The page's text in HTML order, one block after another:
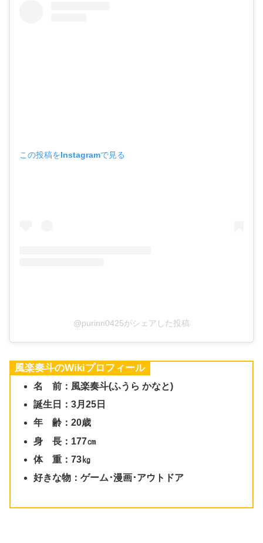
この投稿をInstagramで見る
@purinn0425がシェアした投稿
風楽奏斗のWikiプロフィール
名 前：風楽奏斗(ふうら かなと)
誕生日：3月25日
年 齢：20歳
身 長：177㎝
体 重：73㎏
好きな物：ゲーム･漫画･アウトドア